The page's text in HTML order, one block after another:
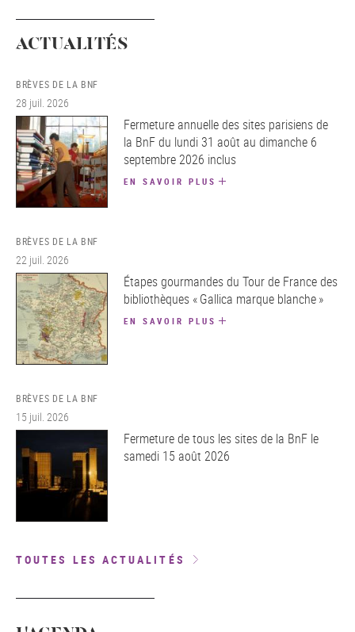
ACTUALITÉS
BRÈVES DE LA BNF
28 juil. 2026
Fermeture annuelle des sites parisiens de
la BnF du lundi 31 août au dimanche 6
septembre 2026 inclus
EN SAVOIR PLUS
BRÈVES DE LA BNF
22 juil. 2026
Étapes gourmandes du Tour de France des
bibliothèques « Gallica marque blanche »
EN SAVOIR PLUS
BRÈVES DE LA BNF
15 juil. 2026
Fermeture de tous les sites de la BnF le
samedi 15 août 2026
TOUTES LES ACTUALITÉS